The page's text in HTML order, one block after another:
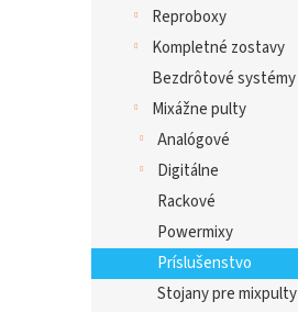
Reproboxy
Kompletné zostavy
Bezdrôtové systémy
Mixážne pulty
Analógové
Digitálne
Rackové
Powermixy
Príslušenstvo
Stojany pre mixpulty